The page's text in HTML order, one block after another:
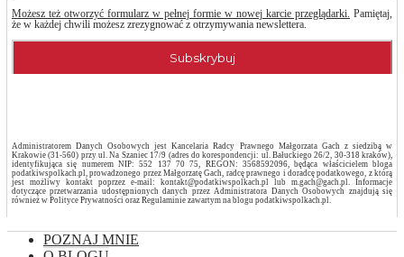
Możesz też otworzyć formularz w pełnej formie w nowej karcie przeglądarki. Pamiętaj,
że w każdej chwili możesz zrezygnować z otrzymywania newslettera.
Administratorem Danych Osobowych jest Kancelaria Radcy Prawnego Małgorzata Gach z siedzibą w
Krakowie (31-560) przy ul. Na Szaniec 17/9 (adres do korespondencji: ul. Bałuckiego 26/2, 30-318 kraków),
identyfikująca się numerem NIP: 552 137 70 75, REGON: 3568592096, będąca właścicielem bloga
podatkiwspolkach.pl, prowadzonego przez Małgorzatę Gach, radcę prawnego i doradcę podatkowego, z którą
jest możliwy kontakt poprzez e-mail: kontakt@podatkiwspolkach.pl lub m.gach@gach.pl. Informacje
dotyczące przetwarzania udostępnionych danych przez Administratora Danych Osobowych znajdują się
również w Polityce Prywatności oraz Regulaminie zawartym na blogu podatkiwspolkach.pl.
POZNAJ MNIE